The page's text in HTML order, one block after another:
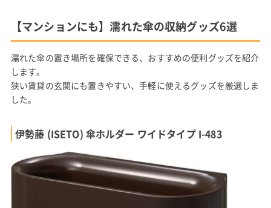
【マンションにも】濡れた傘の収納グッズ6選
濡れた傘の置き場所を確保できる、おすすめの便利グッズを紹介
します。
狭い賃貸の玄関にも置きやすい、手軽に使えるグッズを厳選しま
した。
伊勢藤 (ISETO) 傘ホルダー ワイドタイプ I-483